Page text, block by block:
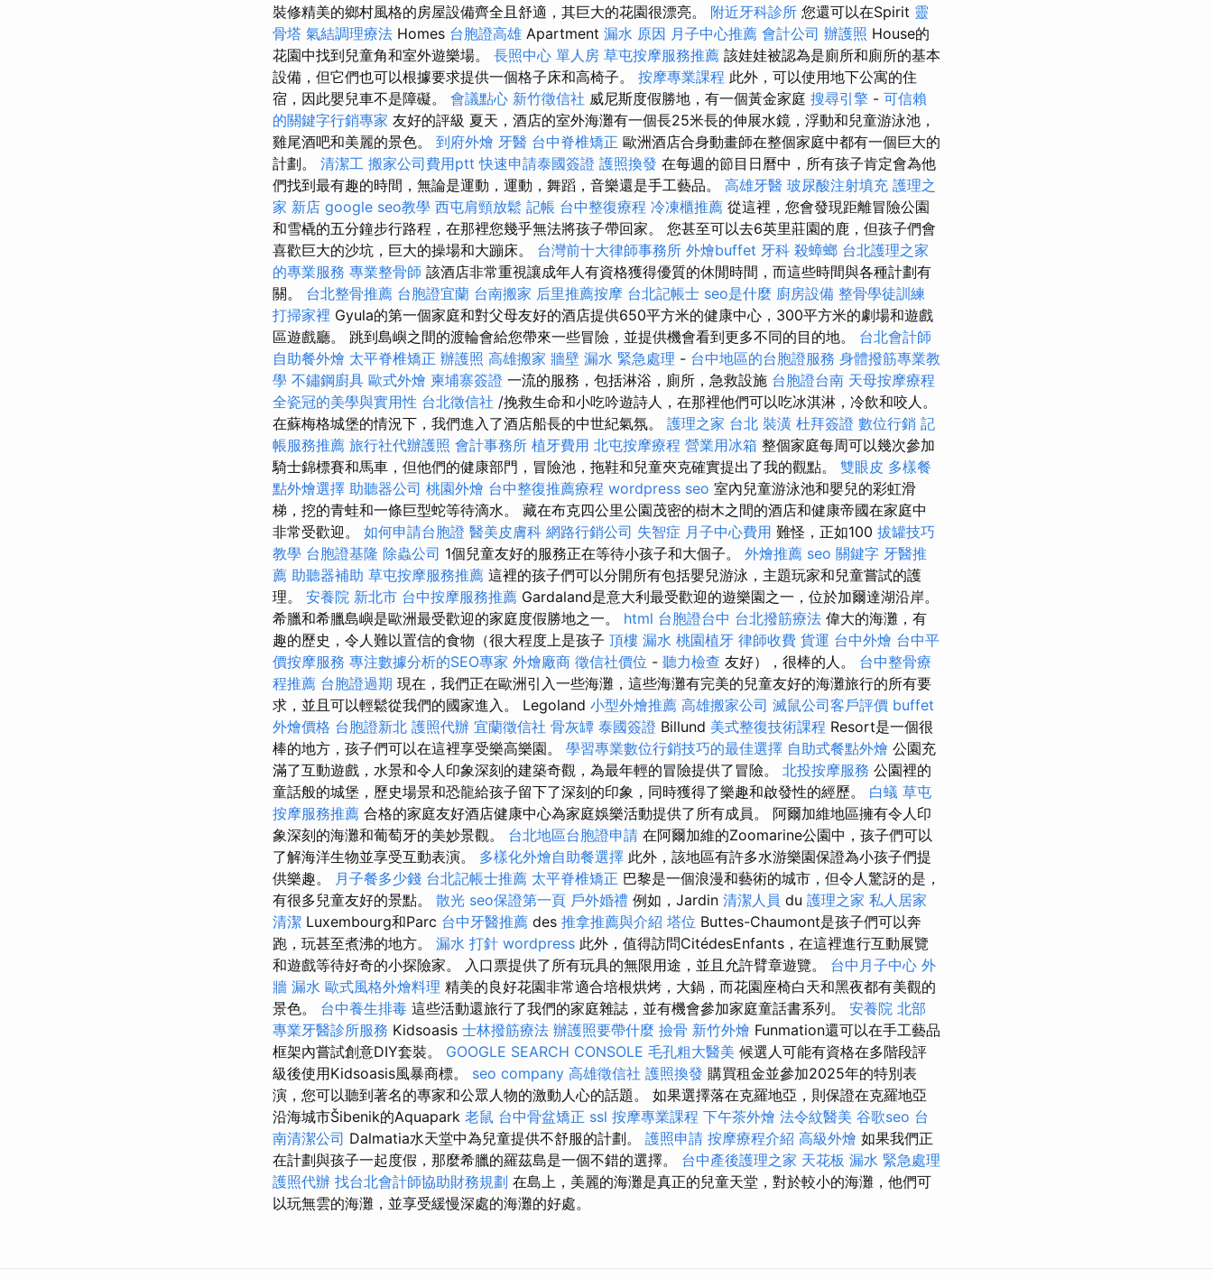
裝修精美的鄉村風格的房屋設備齊全且舒適，其巨大的花園很漂亮。 附近牙科診所 您還可以在Spirit 靈
骨塔 氣結調理療法 Homes 台胞證高雄 Apartment 漏水 原因 月子中心推薦 會計公司 辦護照 House的
花園中找到兒童角和室外遊樂場。 長照中心 單人房 草屯按摩服務推薦 該娃娃被認為是廁所和廁所的基本
設備，但它們也可以根據要求提供一個格子床和高椅子。 按摩專業課程 此外，可以使用地下公寓的住
宿，因此嬰兒車不是障礙。 會議點心 新竹徵信社 威尼斯度假勝地，有一個黃金家庭 搜尋引擎 - 可信賴
的關鍵字行銷專家 友好的評級 夏天，酒店的室外海灘有一個長25米長的伸展水鏡，浮動和兒童游泳池，
雞尾酒吧和美麗的景色。 到府外燴 牙醫 台中脊椎矯正 歐洲酒店合身動畫師在整個家庭中都有一個巨大的
計劃。 清潔工 搬家公司費用ptt 快速申請泰國簽證 護照換發 在每週的節目日曆中，所有孩子肯定會為他
們找到最有趣的時間，無論是運動，運動，舞蹈，音樂還是手工藝品。 高雄牙醫 玻尿酸注射填充 護理之
家 新店 google seo教學 西屯肩頸放鬆 記帳 台中整復療程 冷凍櫃推薦 從這裡，您會發現距離冒險公園
和雪橇的五分鐘步行路程，在那裡您幾乎無法將孩子帶回家。 您甚至可以去6英里莊園的鹿，但孩子們會
喜歡巨大的沙坑，巨大的操場和大蹦床。 台灣前十大律師事務所 外燴buffet 牙科 殺蟑螂 台北護理之家
的專業服務 專業整骨師 該酒店非常重視讓成年人有資格獲得優質的休閒時間，而這些時間與各種計劃有
關。 台北整骨推薦 台胞證宜蘭 台南搬家 后里推薦按摩 台北記帳士 seo是什麼 廚房設備 整骨學徒訓練
打掃家裡 Gyula的第一個家庭和對父母友好的酒店提供650平方米的健康中心，300平方米的劇場和遊戲
區遊戲廳。 跳到島嶼之間的渡輪會給您帶來一些冒險，並提供機會看到更多不同的目的地。 台北會計師
自助餐外燴 太平脊椎矯正 辦護照 高雄搬家 牆壁 漏水 緊急處理 - 台中地區的台胞證服務 身體撥筋專業教
學 不鏽鋼廚具 歐式外燴 柬埔寨簽證 一流的服務，包括淋浴，廁所，急救設施 台胞證台南 天母按摩療程
全瓷冠的美學與實用性 台北徵信社 /挽救生命和小吃吟遊詩人，在那裡他們可以吃冰淇淋，冷飲和咬人。
在蘇梅格城堡的情況下，我們進入了酒店船長的中世紀氣氛。 護理之家 台北 裝潢 杜拜簽證 數位行銷 記
帳服務推薦 旅行社代辦護照 會計事務所 植牙費用 北屯按摩療程 營業用冰箱 整個家庭每周可以幾次參加
騎士錦標賽和馬車，但他們的健康部門，冒險池，拖鞋和兒童夾克確實提出了我的觀點。 雙眼皮 多樣餐
點外燴選擇 助聽器公司 桃園外燴 台中整復推薦療程 wordpress seo 室內兒童游泳池和嬰兒的彩虹滑
梯，挖的青蛙和一條巨型蛇等待滴水。 藏在布克四公里公園茂密的樹木之間的酒店和健康帝國在家庭中
非常受歡迎。 如何申請台胞證 醫美皮膚科 網路行銷公司 失智症 月子中心費用 難怪，正如100 拔罐技巧
教學 台胞證基隆 除蟲公司 1個兒童友好的服務正在等待小孩子和大個子。 外燴推薦 seo 關鍵字 牙醫推
薦 助聽器補助 草屯按摩服務推薦 這裡的孩子們可以分開所有包括嬰兒游泳，主題玩家和兒童嘗試的護
理。 安養院 新北市 台中按摩服務推薦 Gardaland是意大利最受歡迎的遊樂園之一，位於加爾達湖沿岸。
希臘和希臘島嶼是歐洲最受歡迎的家庭度假勝地之一。 html 台胞證台中 台北撥筋療法 偉大的海灘，有
趣的歷史，令人難以置信的食物（很大程度上是孩子 頂樓 漏水 桃園植牙 律師收費 貨運 台中外燴 台中平
價按摩服務 專注數據分析的SEO專家 外燴廠商 徵信社價位 - 聽力檢查 友好），很棒的人。 台中整骨療
程推薦 台胞證過期 現在，我們正在歐洲引入一些海灘，這些海灘有完美的兒童友好的海灘旅行的所有要
求，並且可以輕鬆從我們的國家進入。 Legoland 小型外燴推薦 高雄搬家公司 滅鼠公司客戶評價 buffet
外燴價格 台胞證新北 護照代辦 宜蘭徵信社 骨灰罈 泰國簽證 Billund 美式整復技術課程 Resort是一個很
棒的地方，孩子們可以在這裡享受樂高樂園。 學習專業數位行銷技巧的最佳選擇 自助式餐點外燴 公園充
滿了互動遊戲，水景和令人印象深刻的建築奇觀，為最年輕的冒險提供了冒險。 北投按摩服務 公園裡的
童話般的城堡，歷史場景和恐龍給孩子留下了深刻的印象，同時獲得了樂趣和啟發性的經歷。 白蟻 草屯
按摩服務推薦 合格的家庭友好酒店健康中心為家庭娛樂活動提供了所有成員。 阿爾加維地區擁有令人印
象深刻的海灘和葡萄牙的美妙景觀。 台北地區台胞證申請 在阿爾加維的Zoomarine公園中，孩子們可以
了解海洋生物並享受互動表演。 多樣化外燴自助餐選擇 此外，該地區有許多水游樂園保證為小孩子們提
供樂趣。
月子餐多少錢 台北記帳士推薦 太平脊椎矯正 巴黎是一個浪漫和藝術的城市，但令人驚訝的是，
有很多兒童友好的景點。 散光 seo保證第一頁 戶外婚禮 例如，Jardin 清潔人員 du 護理之家 私人居家
清潔 Luxembourg和Parc 台中牙醫推薦 des 推拿推薦與介紹 塔位 Buttes-Chaumont是孩子們可以奔
跑，玩甚至煮沸的地方。 漏水 打針 wordpress 此外，值得訪問CitédesEnfants，在這裡進行互動展覽
和遊戲等待好奇的小探險家。 入口票提供了所有玩具的無限用途，並且允許臂章遊覽。 台中月子中心 外
牆 漏水 歐式風格外燴料理 精美的良好花園非常適合培根烘烤，大鍋，而花園座椅白天和黑夜都有美觀的
景色。 台中養生排毒 這些活動還旅行了我們的家庭雜誌，並有機會參加家庭童話書系列。 安養院 北部
專業牙醫診所服務 Kidsoasis 士林撥筋療法 辦護照要帶什麼 撿骨 新竹外燴 Funmation還可以在手工藝品
框架內嘗試創意DIY套裝。 GOOGLE SEARCH CONSOLE 毛孔粗大醫美 候選人可能有資格在多階段評
級後使用Kidsoasis風暴商標。 seo company 高雄徵信社 護照換發 購買租金並參加2025年的特別表
演，您可以聽到著名的專家和公眾人物的激動人心的話題。 如果選擇落在克羅地亞，則保證在克羅地亞
沿海城市Šibenik的Aquapark 老鼠 台中骨盆矯正 ssl 按摩專業課程 下午茶外燴 法令紋醫美 谷歌seo 台
南清潔公司 Dalmatia水天堂中為兒童提供不舒服的計劃。 護照申請 按摩療程介紹 高級外燴 如果我們正
在計劃與孩子一起度假，那麼希臘的羅茲島是一個不錯的選擇。 台中產後護理之家 天花板 漏水 緊急處理
護照代辦 找台北會計師協助財務規劃 在島上，美麗的海灘是真正的兒童天堂，對於較小的海灘，他們可
以玩無雲的海灘，並享受緩慢深處的海灘的好處。